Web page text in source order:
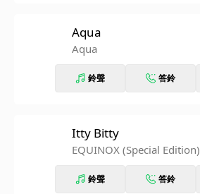
Aqua
Aqua
鈴聲 答鈴
Itty Bitty
EQUINOX (Special Edition)
鈴聲 答鈴